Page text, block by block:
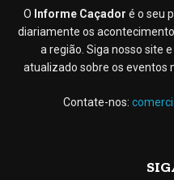
O Informe Caçador é o seu
diariamente os
a região. Siga nosso site
atualizado sobre os eventos
Contate-nos: